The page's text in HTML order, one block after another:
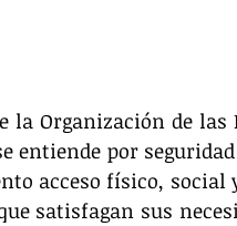
la Organización de
entiende por
acceso físico,
satisfagan sus